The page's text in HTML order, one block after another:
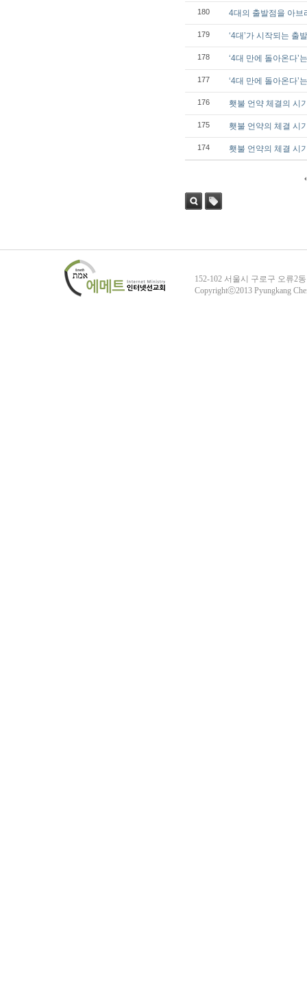
180 4대의 출발점을 아
179 ‘4대’가 시작되는 출
178 ‘4대 만에 돌아온다’
177 ‘4대 만에 돌아온다’
176 횃불 언약 체결의 시
175 횃불 언약의 체결 시
174 횃불 언약의 체결 시
152-102 서울시 구로구 오류2
Copyrightⓒ2013 Pyungkang